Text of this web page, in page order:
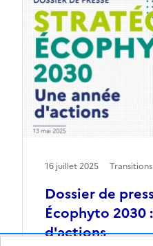
Dossier de
Écophyto 2030
d'actions
16 juillet 2025